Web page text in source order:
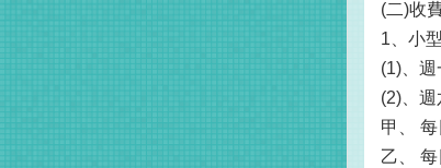
(二)收
1、小
(1)、週
(2)、
甲、
每
乙、
每